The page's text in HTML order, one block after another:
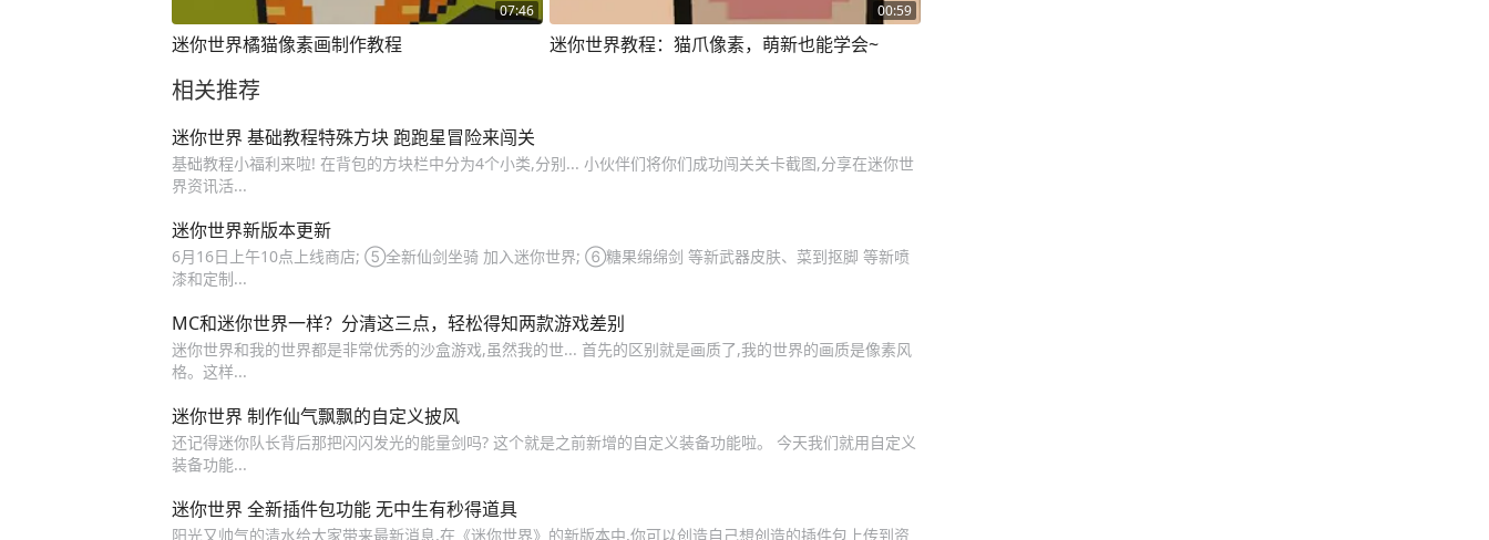
07:46
迷你世界橘猫像素画制作教程
00:59
迷你世界教程：猫爪像素，萌新也能学会~
相关推荐
迷你世界 基础教程特殊方块 跑跑星冒险来闯关
基础教程小福利来啦! 在背包的方块栏中分为4个小类,分别... 小伙伴们将你们成功闯关关卡截图,分享在迷你世
界资讯活...
迷你世界新版本更新
6月16日上午10点上线商店; ⑤全新仙剑坐骑 加入迷你世界; ⑥糖果绵绵剑 等新武器皮肤、菜到抠脚 等新喷
漆和定制...
MC和迷你世界一样？分清这三点，轻松得知两款游戏差别
迷你世界和我的世界都是非常优秀的沙盒游戏,虽然我的世... 首先的区别就是画质了,我的世界的画质是像素风
格。这样...
迷你世界 制作仙气飘飘的自定义披风
还记得迷你队长背后那把闪闪发光的能量剑吗? 这个就是之前新增的自定义装备功能啦。 今天我们就用自定义
装备功能...
迷你世界 全新插件包功能 无中生有秒得道具
阳光又帅气的清水给大家带来最新消息,在《迷你世界》的新版本中,你可以创造自己想创造的插件包上传到资